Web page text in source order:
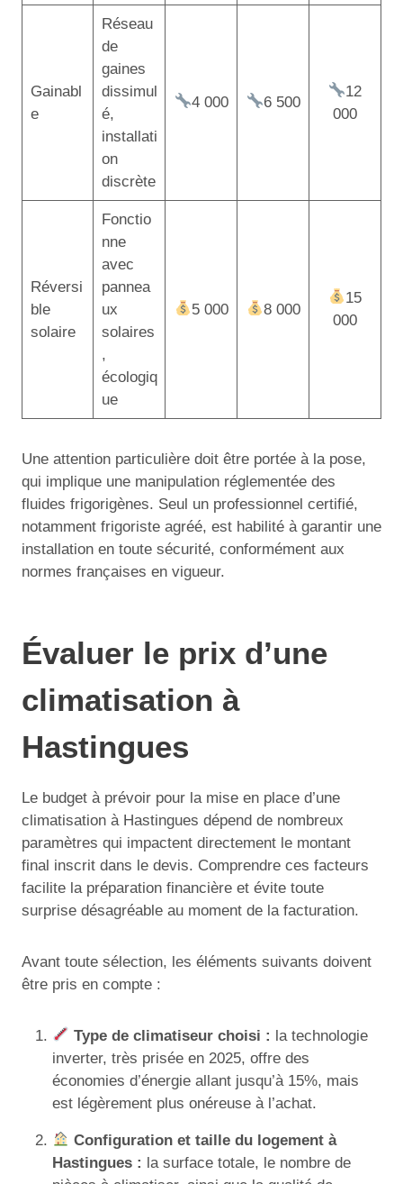
Gainabl
e
Réseau
de
gaines
dissimul
é,
installati
on
discrète
4 000 6 500
12
000
Réversi
ble
solaire
Fonctio
nne
avec
pannea
ux
solaires
,
écologiq
ue
5 000 8 000
15
000
Une attention particulière doit être portée à la pose,
qui implique une manipulation réglementée des
fluides frigorigènes. Seul un professionnel certifié,
notamment frigoriste agréé, est habilité à garantir une
installation en toute sécurité, conformément aux
normes françaises en vigueur.
Évaluer le prix d’une
climatisation à
Hastingues
Le budget à prévoir pour la mise en place d’une
climatisation à Hastingues dépend de nombreux
paramètres qui impactent directement le montant
final inscrit dans le devis. Comprendre ces facteurs
facilite la préparation financière et évite toute
surprise désagréable au moment de la facturation.
Avant toute sélection, les éléments suivants doivent
être pris en compte :
Type de climatiseur choisi : la technologie
inverter, très prisée en 2025, offre des
économies d’énergie allant jusqu’à 15%, mais
est légèrement plus onéreuse à l’achat.
Configuration et taille du logement à
Hastingues : la surface totale, le nombre de